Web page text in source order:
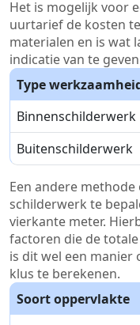
Het is mogelijk voor
uurtarief de kosten
materialen en is wat
indicatie van te
Type
Binnenschilderwerk
Buitenschilderwerk
Een andere
schilderwerk te
vierkante meter.
factoren die de
is dit wel een manier
klus te berekenen.
Soort oppervlakte